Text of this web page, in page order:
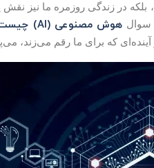
بلکه در زندگی روزمره ما نیز
سوال هوش مصنوعی (AI) چیست؟
آینده‌ای که برای ما رقم می‌زند،